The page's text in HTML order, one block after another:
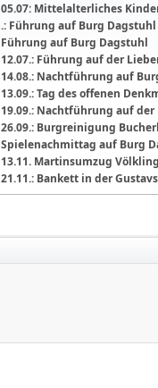
05.07: Mittelalterliches
.: Führung auf Burg Dagstuhl
Führung auf Burg Dagstuhl
12.07.: Führung auf der
14.08.: Nachtführung auf
13.09.: Tag des offenen
19.09.: Nachtführung auf
26.09.: Burgreinigung
Spielenachmittag auf Burg
13.11. Martinsumzug
21.11.: Bankett in der